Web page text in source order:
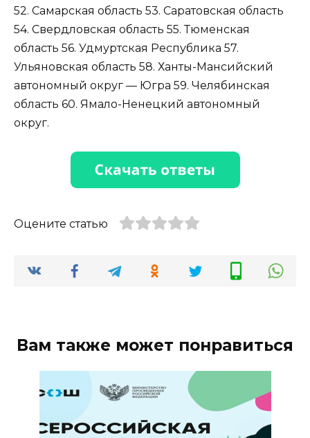
52. Самарская область 53. Саратовская область
54. Свердловская область 55. Тюменская
область 56. Удмуртская Республика 57.
Ульяновская область 58. Ханты-Мансийский
автономный округ — Югра 59. Челябинская
область 60. Ямало-Ненецкий автономный
округ.
Оцените статью
Вам также может понравиться